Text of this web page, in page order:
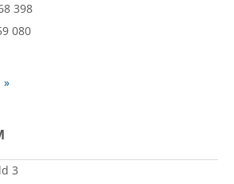
398
080
»
3